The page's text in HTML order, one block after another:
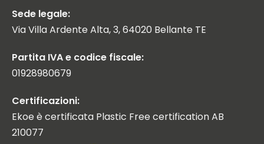
Sede legale:
Via Villa Ardente Alta, 3, 64020 Bellante TE
Partita IVA e codice fiscale:
01928980679
Certificazioni:
Ekoe è certificata Plastic Free certification AB
210077